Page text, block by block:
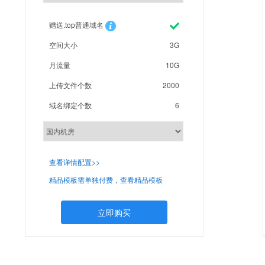
赠送.top普通域名
3G
空间大小
10G
月流量
2000
上传文件个数
6
域名绑定个数
查看详情配置>>
精品模板需单独付费，查看精品模板
立即购买